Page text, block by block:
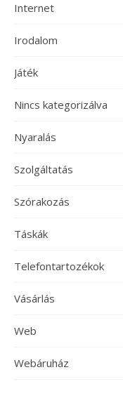
Internet
Irodalom
Játék
Nincs kategorizálva
Nyaralás
Szolgáltatás
Szórakozás
Táskák
Telefontartozékok
Vásárlás
Web
Webáruház